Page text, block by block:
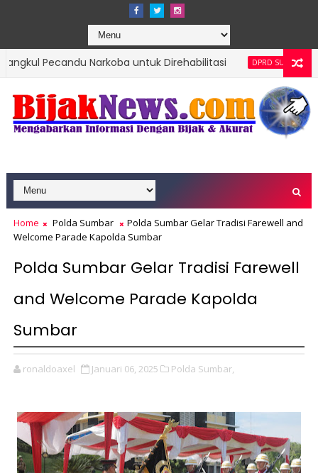
Narkoba untuk Direhabilitasi DPRD SUMBAR
Lewat
dan Pemerintahan Nagari di Lembah Melintang Pasbar
Home Polda Sumbar
Polda Sumbar Gelar Tradisi Farewell and
Welcome Parade Kapolda Sumbar
Polda Sumbar Gelar Tradisi Farewell
and Welcome Parade Kapolda
Sumbar
ronaldoaxel Januari 06, 2025 Polda Sumbar,